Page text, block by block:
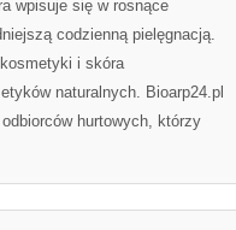
wpisuje się w rosnące
codzienną pielęgnacją.
i skóra
naturalnych. Bioarp24.pl
hurtowych, którzy